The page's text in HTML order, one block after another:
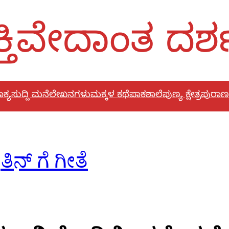
ಸುದ್ದಿ ಮನೆಲೇಖನಗಳುಮಕ್ಕಳ ಕಥೆಪಾಕಶಾಲೆಪುಣ್ಯ ಕ್ಷೇತ್ರ
ಗೆ ಗೀತೆ